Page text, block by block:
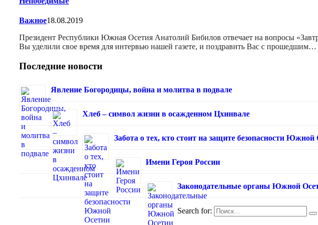
Важное18.08.2019
Президент Республики Южная Осетия Анатолий Бибилов отвечает на вопросы
Вы уделили свое время для интервью нашей газете, и поздравить Вас с прошедшим…
Последние новости
Явление Богородицы, война и молитва в подвале
Хлеб – символ жизни в осажденном Цхинвале
Забота о тех, кто стоит на защите безопасности Южной
Имени Героя России
Законодательные органы Южной
Search for: